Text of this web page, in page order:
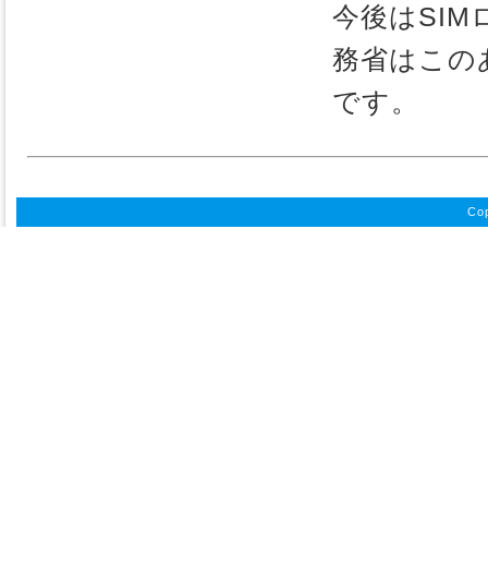
今後はSIM
務省はこの
です。